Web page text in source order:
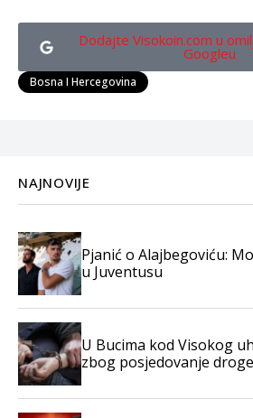
Dodajte Visokoin.com u
Googleu
Bosna I Hercegovina
NAJNOVIJE
Pjanić o Alajbegoviću:
u Juventusu
U Bucima kod Visokog
zbog posjedovanje droge